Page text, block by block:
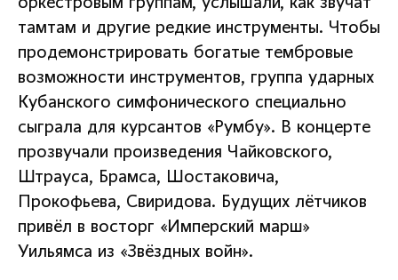
оркестровым группам, услышали, как звучат
тамтам и другие редкие инструменты. Чтобы
продемонстрировать богатые тембровые
возможности инструментов, группа ударных
Кубанского симфонического специально
сыграла для курсантов «Румбу». В концерте
прозвучали произведения Чайковского,
Штрауса, Брамса, Шостаковича,
Прокофьева, Свиридова. Будущих лётчиков
привёл в восторг «Имперский марш»
Уильямса из «Звёздных войн».